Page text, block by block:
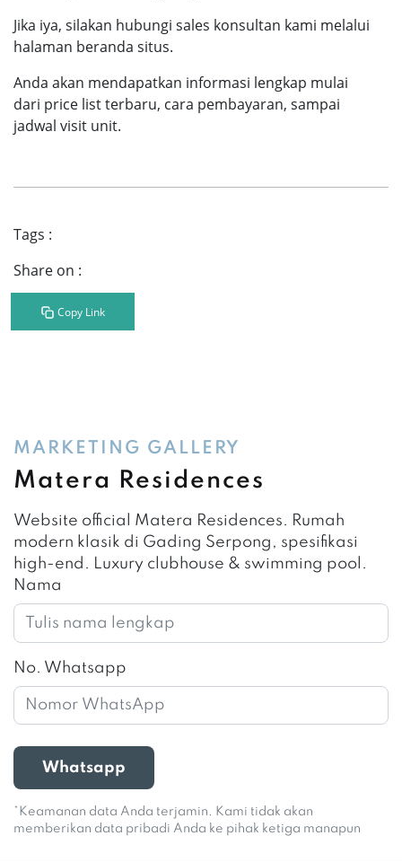
Jika iya, silakan hubungi sales konsultan kami melalui
halaman beranda situs.
Anda akan mendapatkan informasi lengkap mulai
dari price list terbaru, cara pembayaran, sampai
jadwal visit unit.
Tags :
Share on :
Copy Link
MARKETING GALLERY
Matera Residences
Website official Matera Residences. Rumah
modern klasik di Gading Serpong, spesifikasi
high-end. Luxury clubhouse & swimming pool.
Nama
No. Whatsapp
Whatsapp
*Keamanan data Anda terjamin. Kami tidak akan
memberikan data pribadi Anda ke pihak ketiga manapun